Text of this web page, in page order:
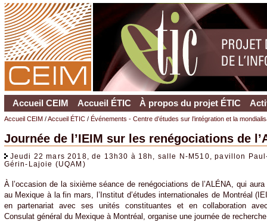
Accueil CEIM Accueil ÉTIC À propos du projet ÉTIC
Accueil CEIM/Accueil ÉTIC/ Événements - Centre d’études sur l’intégration et la
Journée de l’IEIM sur les renégociations de
Jeudi 22 mars 2018, de 13h30 à 18h, salle N-M510, pavillon
Gérin-Lajoie (UQAM)
À l’occasion de la sixième séance de renégociations de l’ALÉNA, qui aura
au Mexique à la fin mars, l’Institut d’études internationales de Montréal
en partenariat avec ses unités constituantes et en collaboration
Consulat général du Mexique à Montréal, organise une journée de